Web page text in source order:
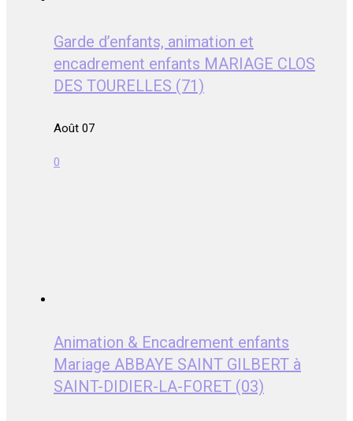
Garde d’enfants, animation et
encadrement enfants MARIAGE CLOS
DES TOURELLES (71)
Août 07
0
Animation & Encadrement enfants
Mariage ABBAYE SAINT GILBERT à
SAINT-DIDIER-LA-FORET (03)